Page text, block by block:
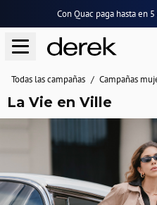
Con Quac paga hasta en 5
Todas las campañas Campañas
La Vie en Ville